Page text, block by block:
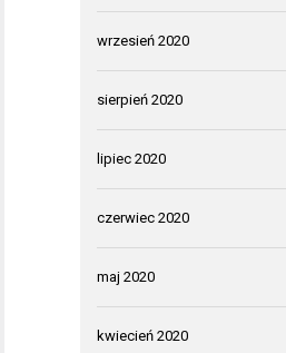
wrzesień 2020
sierpień 2020
lipiec 2020
czerwiec 2020
maj 2020
kwiecień 2020